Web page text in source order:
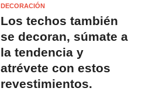
DECORACIÓN
Los techos también
se decoran, súmate a
la tendencia y
atrévete con estos
revestimientos.